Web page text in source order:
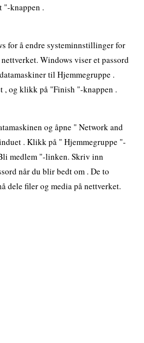
"-knappen .
for å endre systeminnstillinger for
Windows viser et passord
til Hjemmegruppe .
, og klikk på "Finish "-knappen .
og åpne " Network and
. Klikk på " Hjemmegruppe "-
medlem "-linken. Skriv inn
når du blir bedt om . De to
dele filer og media på nettverket.